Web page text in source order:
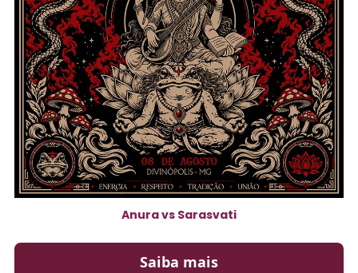
Anura vs Sarasvati
Saiba mais